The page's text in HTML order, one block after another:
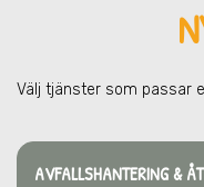
Välj tjänster som passar
AVFALLSHANTERING &